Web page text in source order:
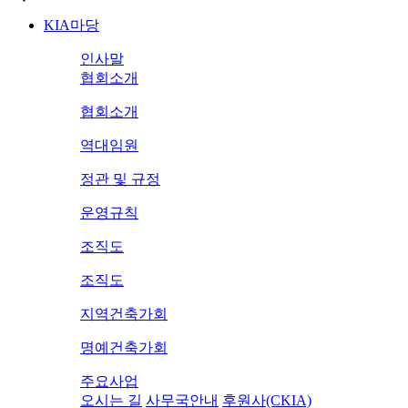
KIA마당
인사말
협회소개
협회소개
역대임원
정관 및 규정
운영규칙
조직도
조직도
지역건축가회
명예건축가회
주요사업
오시는 길 사무국안내 후원사(CKIA)